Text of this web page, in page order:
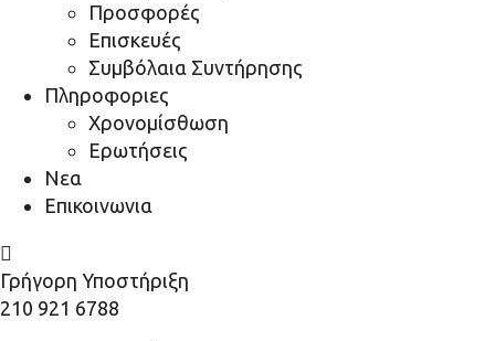
Προσφορές
Επισκευές
Συμβόλαια Συντήρησης
Πληροφοριες
Χρονομίσθωση
Ερωτήσεις
Νεα
Επικοινωνια
Γρήγορη Υποστήριξη
210 921 6788